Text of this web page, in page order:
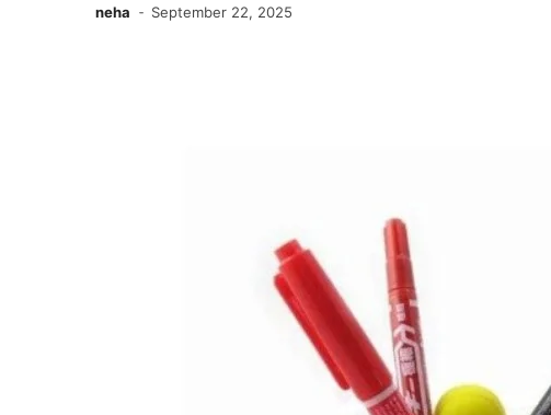
neha September 22, 2025